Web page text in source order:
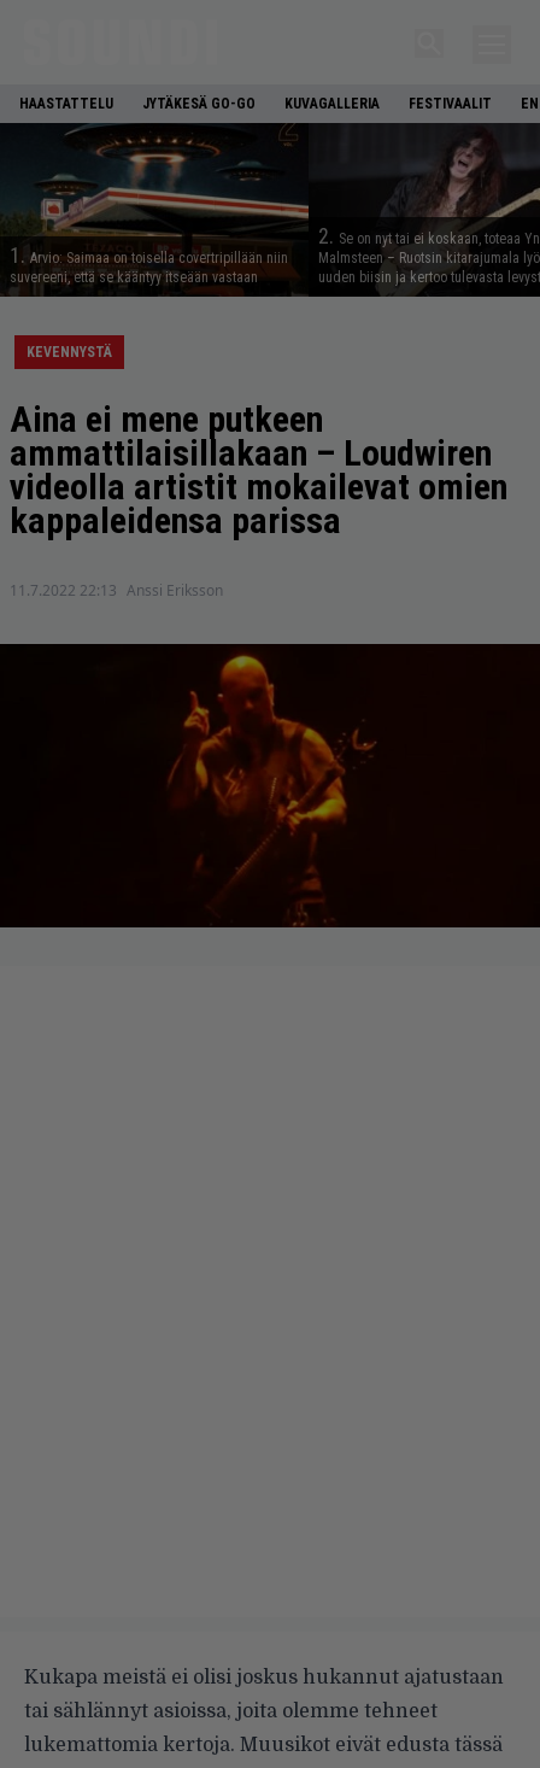
HAASTATTELU JYTÄKESÄ GO-GO KUVAGALLERIA FESTIVAALIT
1. Arvio: Saimaa on toisella covertripillään niin
suvereeni, että se kääntyy itseään vastaan
2. Se on nyt tai ei koskaan, toteaa
Malmsteen – Ruotsin kitarajumala
uuden biisin ja kertoo tulevasta
KEVENNYSTÄ
Aina ei mene putkeen
ammattilaisillakaan – Loudwiren
videolla artistit mokailevat omien
kappaleidensa parissa
11.7.2022 22:13 Anssi Eriksson
Kukapa meistä ei olisi joskus hukannut ajatustaan
tai sählännyt asioissa, joita olemme tehneet
lukemattomia kertoja. Muusikot eivät edusta tässä